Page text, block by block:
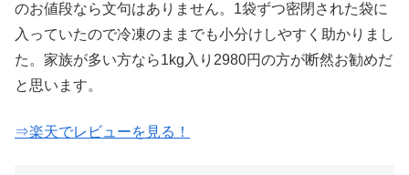
のお値段なら文句はありません。1袋ずつ密閉された袋に
入っていたので冷凍のままでも小分けしやすく助かりまし
た。家族が多い方なら1kg入り2980円の方が断然お勧めだ
と思います。
⇒楽天でレビューを見る！